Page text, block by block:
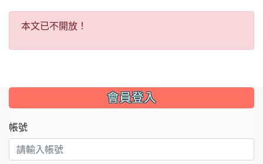
本文已不開放！
本文已不開放！
::: 會員登入
帳號